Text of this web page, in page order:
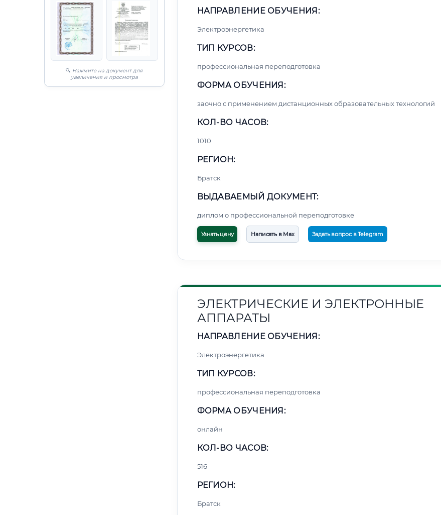
🔍 Нажмите на документ для
увеличения и просмотра
НАПРАВЛЕНИЕ ОБУЧЕНИЯ:
Электроэнергетика
ТИП КУРСОВ:
профессиональная переподготовка
ФОРМА ОБУЧЕНИЯ:
заочно с применением дистанционных образовательных технологий
КОЛ-ВО ЧАСОВ:
1010
РЕГИОН:
Братск
ВЫДАВАЕМЫЙ ДОКУМЕНТ:
диплом о профессиональной переподготовке
Узнать цену Написать в Max Задать вопрос в Telegram
ЭЛЕКТРИЧЕСКИЕ И ЭЛЕКТРОННЫЕ
АППАРАТЫ
НАПРАВЛЕНИЕ ОБУЧЕНИЯ:
Электроэнергетика
ТИП КУРСОВ:
профессиональная переподготовка
ФОРМА ОБУЧЕНИЯ:
онлайн
КОЛ-ВО ЧАСОВ:
516
РЕГИОН:
Братск